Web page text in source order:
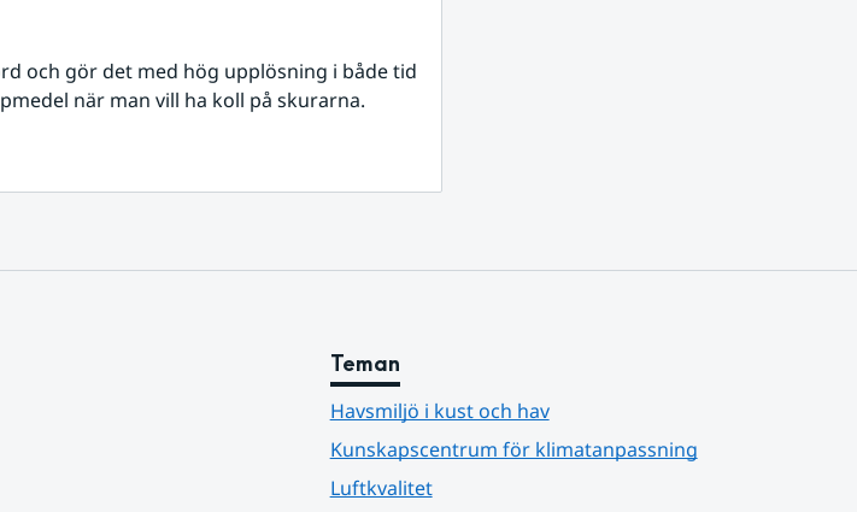
och gör det med hög upplösning i både tid
när man vill ha koll på skurarna.
Teman
Havsmiljö i kust och hav
Kunskapscentrum för klimatanpassning
Luftkvalitet